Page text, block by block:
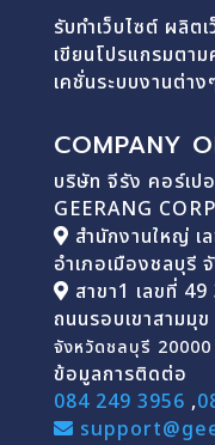
รับทำเว็บไซต์ ผลิต
เขียนโปรแกรมตา
เคชั่นระบบงานต่าง
COMPANY
บริษัท จีรัง คอร์เป
GEERANG
สำนักงานใหญ่
อำเภอเมืองชลบุรี
สาขา1 เลขที่
ถนนรอบเขาสามมุข
จังหวัดชลบุรี 20000
ข้อมูลการติดต่อ
084 249 3956 ,